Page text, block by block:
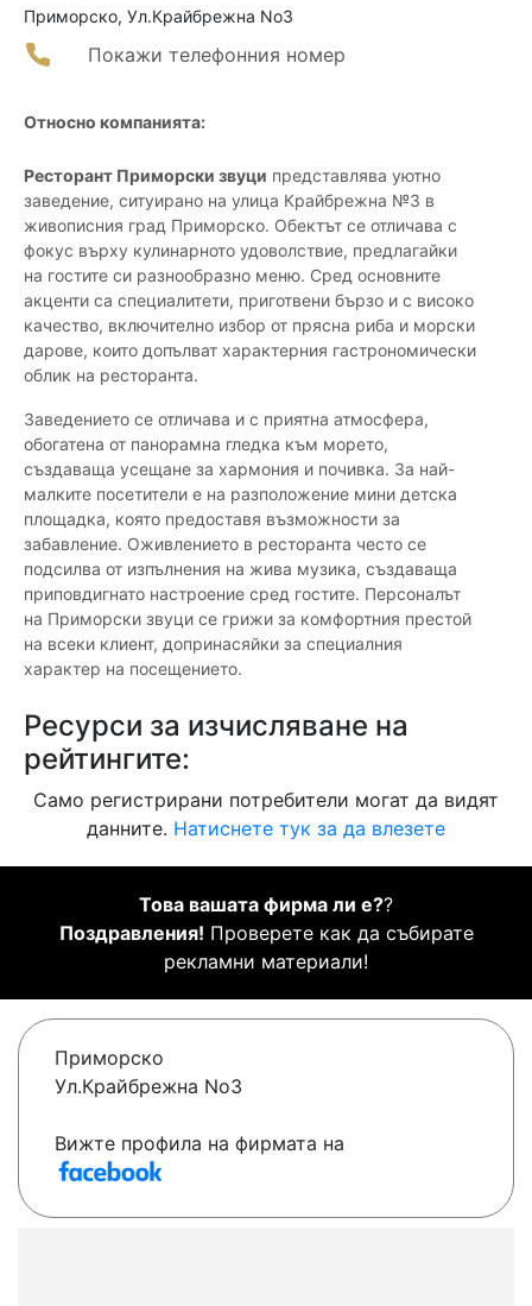
Приморско, Ул.Крайбрежна No3
Покажи телефонния номер
Относно компанията:
Ресторант Приморски звуци представлява уютно
заведение, ситуирано на улица Крайбрежна №3 в
живописния град Приморско. Обектът се отличава с
фокус върху кулинарното удоволствие, предлагайки
на гостите си разнообразно меню. Сред основните
акценти са специалитети, приготвени бързо и с високо
качество, включително избор от прясна риба и морски
дарове, които допълват характерния гастрономически
облик на ресторанта.
Заведението се отличава и с приятна атмосфера,
обогатена от панорамна гледка към морето,
създаваща усещане за хармония и почивка. За най-
малките посетители е на разположение мини детска
площадка, която предоставя възможности за
забавление. Оживлението в ресторанта често се
подсилва от изпълнения на жива музика, създаваща
приповдигнато настроение сред гостите. Персоналът
на Приморски звуци се грижи за комфортния престой
на всеки клиент, допринасяйки за специалния
характер на посещението.
Ресурси за изчисляване на
рейтингите:
Само регистрирани потребители могат да видят
данните. Натиснете тук за да влезете
Това вашата фирма ли е??
Поздравления! Проверете как да събирате
рекламни материали!
Приморско
Ул.Крайбрежна No3
Вижте профила на фирмата на